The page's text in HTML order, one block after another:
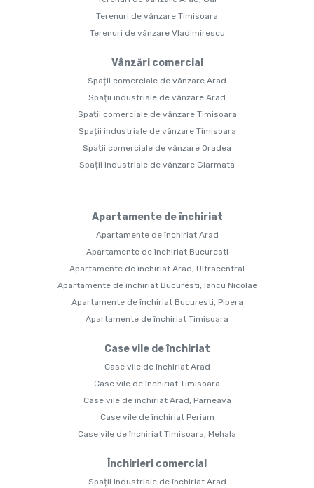
Terenuri de vânzare Timisoara
Terenuri de vânzare Vladimirescu
Vânzări comercial
Spații comerciale de vânzare Arad
Spații industriale de vânzare Arad
Spații comerciale de vânzare Timisoara
Spații industriale de vânzare Timisoara
Spații comerciale de vânzare Oradea
Spații industriale de vânzare Giarmata
Apartamente de închiriat
Apartamente de închiriat Arad
Apartamente de închiriat Bucuresti
Apartamente de închiriat Arad, Ultracentral
Apartamente de închiriat Bucuresti, Iancu Nicolae
Apartamente de închiriat Bucuresti, Pipera
Apartamente de închiriat Timisoara
Case vile de închiriat
Case vile de închiriat Arad
Case vile de închiriat Timisoara
Case vile de închiriat Arad, Parneava
Case vile de închiriat Periam
Case vile de închiriat Timisoara, Mehala
Închirieri comercial
Spații industriale de închiriat Arad